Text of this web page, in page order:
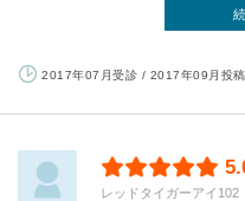
2017年07月受診 / 2017年09月投稿
レッドタイガーアイ102